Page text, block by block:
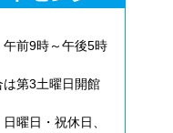
前9時～午後5時
第3土曜日開館
曜日・祝休日、